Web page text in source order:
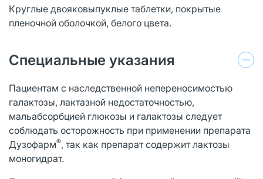
Круглые двояковыпуклые таблетки, покрытые
пленочной оболочкой, белого цвета.
Специальные указания
Пациентам с наследственной непереносимостью
галактозы, лактазной недостаточностью,
мальабсорбцией глюкозы и галактозы следует
соблюдать осторожность при применении препарата
Дузофарм®, так как препарат содержит лактозы
моногидрат.